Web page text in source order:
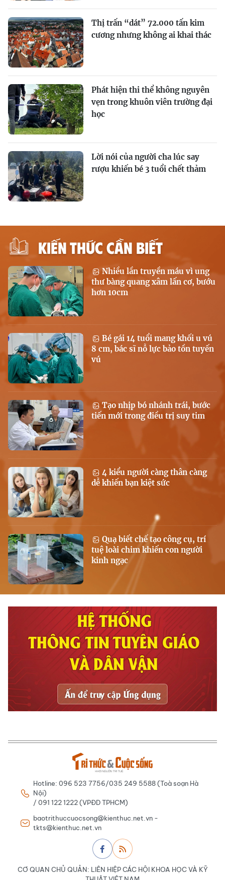
Thị trấn “dát” 72.000 tấn kim
cương nhưng không ai khai thác
Phát hiện thi thể không nguyên
vẹn trong khuôn viên trường đại
học
Lời nói của người cha lúc say
rượu khiến bé 3 tuổi chết thảm
KIẾN THỨC CẦN BIẾT
Nhiều lần truyền máu vì ung
thư bàng quang xâm lấn cơ, bướu
hơn 10cm
Bé gái 14 tuổi mang khối u vú
8 cm, bác sĩ nỗ lực bảo tồn tuyến
vú
Tạo nhịp bó nhánh trái, bước
tiến mới trong điều trị suy tim
4 kiểu người càng thân càng
dễ khiến bạn kiệt sức
Quạ biết chế tạo công cụ, trí
tuệ loài chim khiến con người
kinh ngạc
Hotline: 096 523 7756/035 249 5588 (Toà soạn Hà
Nội)
/ 091 122 1222 (VPĐD TPHCM)
baotrithuccuocsong@kienthuc.net.vn -
tkts@kienthuc.net.vn
CƠ QUAN CHỦ QUẢN: LIÊN HIỆP CÁC HỘI KHOA HỌC VÀ KỸ